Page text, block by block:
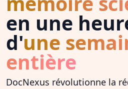
en une
d'une
entière
DocNexus révolutionne la